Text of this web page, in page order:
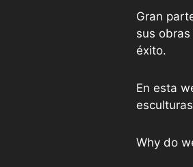
Gran
sus
éxito.
En esta
Why do